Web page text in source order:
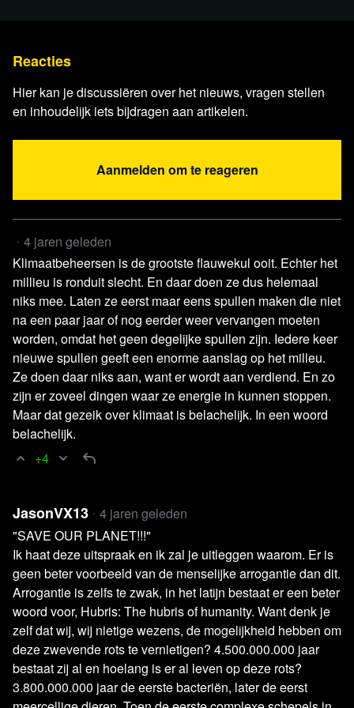
uitzending gemist of wil je op een later moment blckbx
today terugkijken? blckbx today is na afloop altijd terug te
kijken via blckbx.tv.
Kijken dus en deel blckbx today in jouw eigen omgeving!
Blckbx is een stichting zonder winstoogmerk die wordt
de mensen, door de mensen en met de mensen: dát is
waar blckbx voor staat.
Hoewel we zorgdragen om de kosten zo minimaal te
houden, zijn er toch doorlopende kosten om gedegen en
professionele content te maken. Denk hierbij aan de
techniek, de regie, de redactie, de webredactie en het
onderhoud van de studio. Om de continuïteit van blckbx te
waarborgen, hebben we daarom jouw hulp nodig.
Als je deze uitzending waardeert en de urgentie van
dankzij regelmatige donaties kunnen wij onafhankelijke
content blijven produceren en onze reikwijdte vergroten,
met als doel om de wereld beter te begrijpen. Voor de
mensen, door de mensen en met steeds méér mensen.
Steun je ons?
Reacties
Hier kan je discussiëren over het nieuws, vragen stellen
en inhoudelijk iets bijdragen aan artikelen.
Aanmelden om te reageren
4 jaren geleden
Klimaatbeheersen is de grootste flauwekul ooit. Echter het
millieu is ronduit slecht. En daar doen ze dus helemaal
niks mee. Laten ze eerst maar eens spullen maken die niet
na een paar jaar of nog eerder weer vervangen moeten
worden, omdat het geen degelijke spullen zijn. Iedere keer
nieuwe spullen geeft een enorme aanslag op het milleu.
Ze doen daar niks aan, want er wordt aan verdiend. En zo
zijn er zoveel dingen waar ze energie in kunnen stoppen.
Maar dat gezeik over klimaat is belachelijk. In een woord
belachelijk.
+4
JasonVX13
4 jaren geleden
"SAVE OUR PLANET!!!"
Ik haat deze uitspraak en ik zal je uitleggen waarom. Er is
geen beter voorbeeld van de menselijke arrogantie dan dit.
Arrogantie is zelfs te zwak, in het latijn bestaat er een beter
woord voor, Hubris: The hubris of humanity. Want denk je
zelf dat wij, wij nietige wezens, de mogelijkheid hebben om
deze zwevende rots te vernietigen? 4.500.000.000 jaar
bestaat zij al en hoelang is er al leven op deze rots?
3.800.000.000 jaar de eerste bacteriën, later de eerst